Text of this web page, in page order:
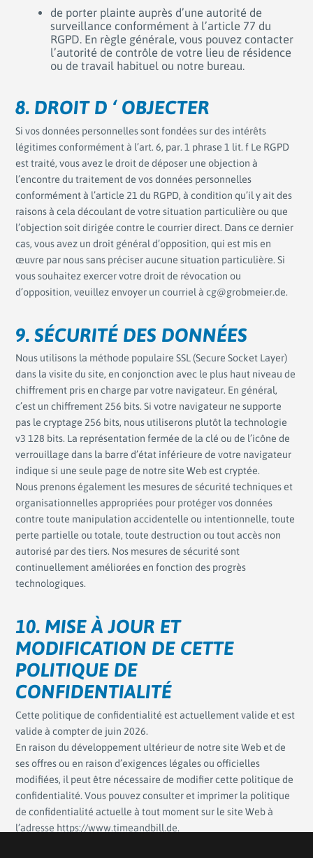
de porter plainte auprès d’une autorité de
surveillance conformément à l’article 77 du
RGPD. En règle générale, vous pouvez contacter
l’autorité de contrôle de votre lieu de résidence
ou de travail habituel ou notre bureau.
8. DROIT D ‘ OBJECTER
Si vos données personnelles sont fondées sur des intérêts
légitimes conformément à l’art. 6, par. 1 phrase 1 lit. f Le RGPD
est traité, vous avez le droit de déposer une objection à
l’encontre du traitement de vos données personnelles
conformément à l’article 21 du RGPD, à condition qu’il y ait des
raisons à cela découlant de votre situation particulière ou que
l’objection soit dirigée contre le courrier direct. Dans ce dernier
cas, vous avez un droit général d’opposition, qui est mis en
œuvre par nous sans préciser aucune situation particulière. Si
vous souhaitez exercer votre droit de révocation ou
d’opposition, veuillez envoyer un courriel à cg@grobmeier.de.
9. SÉCURITÉ DES DONNÉES
Nous utilisons la méthode populaire SSL (Secure Socket Layer)
dans la visite du site, en conjonction avec le plus haut niveau de
chiffrement pris en charge par votre navigateur. En général,
c’est un chiffrement 256 bits. Si votre navigateur ne supporte
pas le cryptage 256 bits, nous utiliserons plutôt la technologie
v3 128 bits. La représentation fermée de la clé ou de l’icône de
verrouillage dans la barre d’état inférieure de votre navigateur
indique si une seule page de notre site Web est cryptée.
Nous prenons également les mesures de sécurité techniques et
organisationnelles appropriées pour protéger vos données
contre toute manipulation accidentelle ou intentionnelle, toute
perte partielle ou totale, toute destruction ou tout accès non
autorisé par des tiers. Nos mesures de sécurité sont
continuellement améliorées en fonction des progrès
technologiques.
10. MISE À JOUR ET
MODIFICATION DE CETTE
POLITIQUE DE
CONFIDENTIALITÉ
Cette politique de confidentialité est actuellement valide et est
valide à compter de juin 2026.
En raison du développement ultérieur de notre site Web et de
ses offres ou en raison d’exigences légales ou officielles
modifiées, il peut être nécessaire de modifier cette politique de
confidentialité. Vous pouvez consulter et imprimer la politique
de confidentialité actuelle à tout moment sur le site Web à
l’adresse https://www.timeandbill.de.